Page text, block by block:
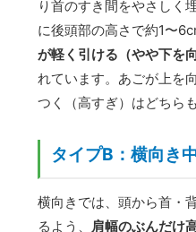
り首のすき間をやさしく
に後頭部の高さで約1〜
が軽く引ける（やや下を
れています。あごが上を
つく（高すぎ）はどちら
タイプB：横向き
横向きでは、頭から首・
るよう、 肩幅のぶんだけ